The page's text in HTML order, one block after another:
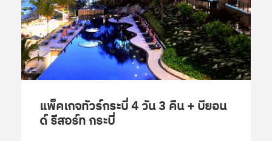
แพ็คเกจทัวร์กระบี่ 4 วัน 3 คืน + บียอน
ด์ รีสอร์ท กระบี่